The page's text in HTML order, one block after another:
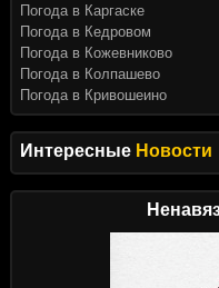
Интересные Новости
Погода в Каргаске
Погода в Кедровом
Погода в Кожевниково
Погода в Колпашево
Погода в Кривошеино